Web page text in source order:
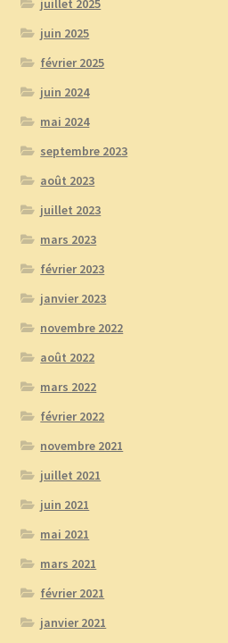
juillet 2025
juin 2025
février 2025
juin 2024
mai 2024
septembre 2023
août 2023
juillet 2023
mars 2023
février 2023
janvier 2023
novembre 2022
août 2022
mars 2022
février 2022
novembre 2021
juillet 2021
juin 2021
mai 2021
mars 2021
février 2021
janvier 2021